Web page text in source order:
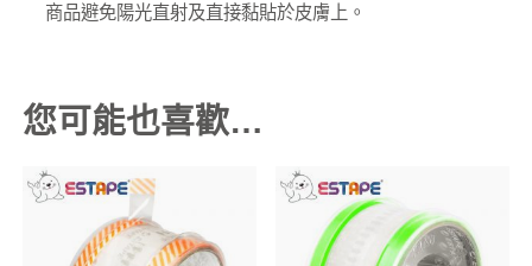
商品避免陽光直射及直接黏貼於皮膚上。
您可能也喜歡…